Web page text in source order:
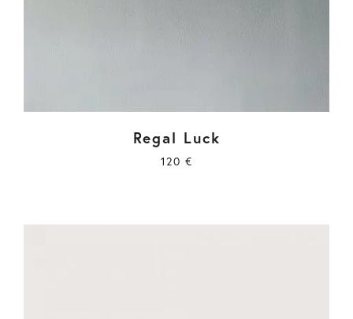
Regal Luck
120 €